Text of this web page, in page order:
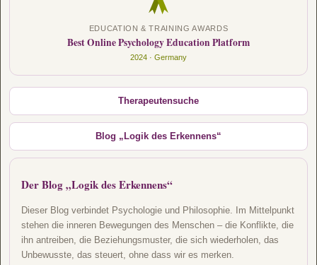
EDUCATION & TRAINING AWARDS
Best Online Psychology Education Platform
2024 · Germany
Therapeutensuche
Blog „Logik des Erkennens“
Der Blog „Logik des Erkennens“
Dieser Blog verbindet Psychologie und Philosophie. Im Mittelpunkt
stehen die inneren Bewegungen des Menschen – die Konflikte, die
ihn antreiben, die Beziehungsmuster, die sich wiederholen, das
Unbewusste, das steuert, ohne dass wir es merken.